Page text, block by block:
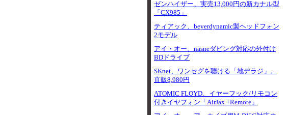
ゼンハイザー、実売13,000円の新カナル型
「CX985」
ティアック、beyerdynamic製ヘッドフォン
2モデル
アイ・オー、nasneダビング対応の外付け
BDドライブ
SKnet、ワンセグを聴ける「地デラジ」。
直販8,980円
ATOMIC FLOYD、イヤーフック/リモコン
付きイヤフォン「AirJax +Remote」